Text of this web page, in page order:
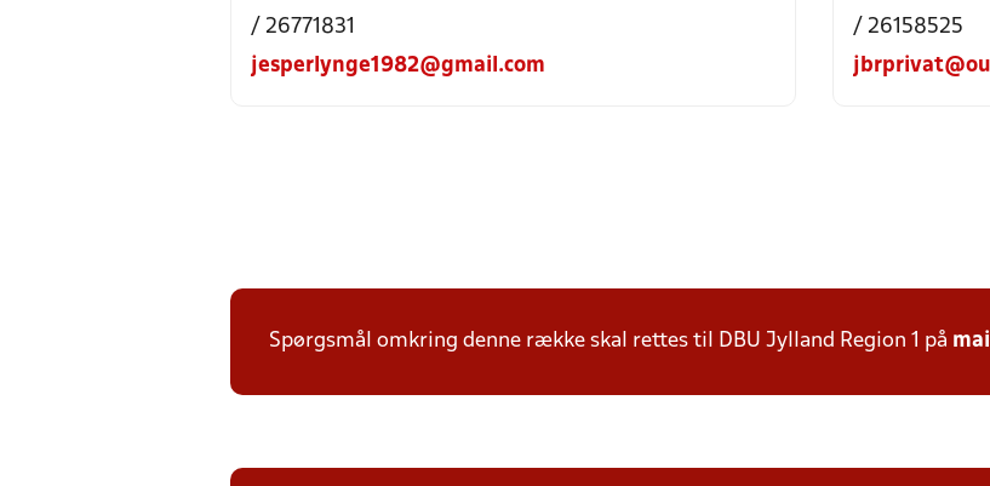
/ 26771831
jesperlynge1982@gmail.com
/ 26158525
Spørgsmål omkring denne række skal rettes til DBU Jylland Region 1 på mail